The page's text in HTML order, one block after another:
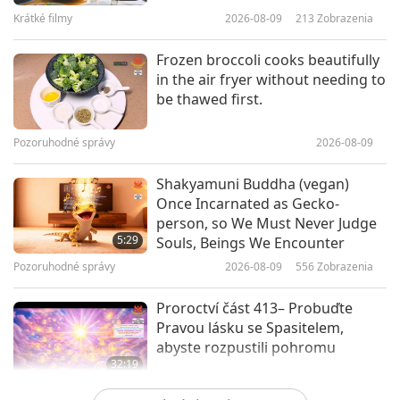
stále přetrvává, v lidském systému, v uzpůsobení
jejich bytostí. „Jsem z toho uklízení unavená. Pro
staré tělo je to fyzicky a mentálně namáhavé.“
Myslím mne. Mám staré tělo. Pro staré tělo je to
moc namáhavé, řekla jsem. „Podívejme se, co víc
udělat, abych očistila tento nepořádek světa.“
Právě jsem si vzpomněla, že některé z mých
manifestačních těl, některé z nich jsou velmi
důležité osoby. (Ach. Páni.) Jeden z nich je slavný
herec, má mnoho ocenění. (Páni.) Oskarové
vítězství a to všechno. (Páni. Fantastické.)
Někteří jsou velcí, špičkoví vůdci v politickém
světě, (Páni.) dva z nich. Dobrá, nevadí. Protože
Krátké filmy 2026-08-09 213 Zobrazenia
Frozen broccoli cooks beautifully
in the air fryer without needing to
be thawed first.
Pozoruhodné správy 2026-08-09
5:29
Shakyamuni Buddha (vegan)
Once Incarnated as Gecko-
person, so We Must Never Judge
Souls, Beings We Encounter
Pozoruhodné správy 2026-08-09 556Zobrazenia
32:19
Proroctví část 413– Probuďte
Pravou lásku se Spasitelem,
abyste rozpustili pohromu
Viacdielny seriál o starodávnych
2026-08-09 618